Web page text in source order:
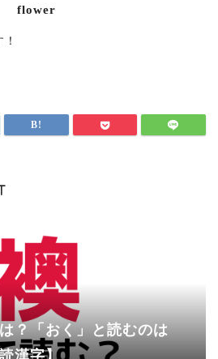
flower
？「おく」と読むのは
漢字】